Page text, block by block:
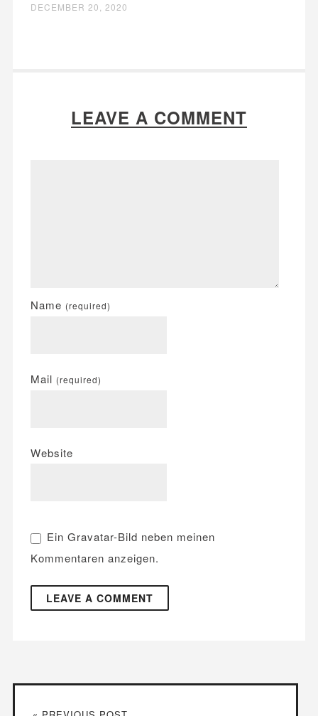
DECEMBER 20, 2020
LEAVE A COMMENT
Name (required)
Mail (required)
Website
Ein Gravatar-Bild neben meinen
Kommentaren anzeigen.